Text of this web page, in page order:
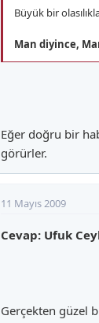
Büyük bir
Man diyince,
Eğer doğru bir
görürler.
11 Mayıs 2009
Cevap: Ufuk
Gerçekten güzel